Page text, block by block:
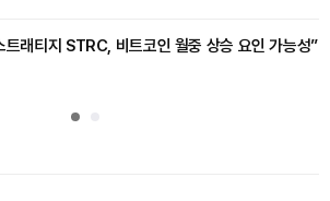
래티지 STRC, 비트코인 월중 상승 요인 가능성”